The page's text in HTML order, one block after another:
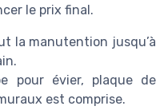
le prix final.
la manutention jusqu’à
pour évier, plaque de
est comprise.